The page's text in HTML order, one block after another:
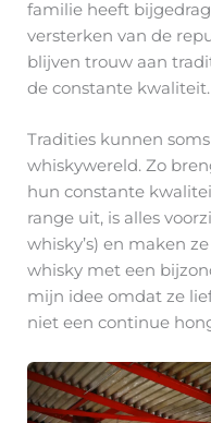
familie heeft
versterken van de
blijven trouw aan
de constante kwaliteit.
Tradities kunnen
whiskywereld. Zo
hun constante
range uit, is alles
whisky’s) en maken
whisky met een
mijn idee omdat ze
niet een continue